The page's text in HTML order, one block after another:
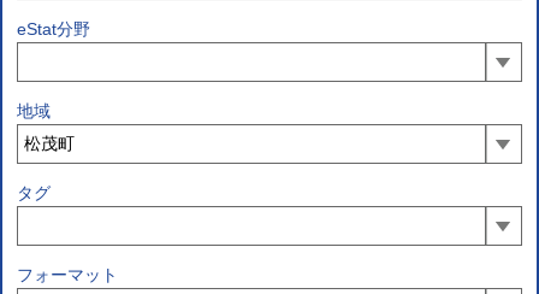
eStat分野
地域
タグ
フォーマット